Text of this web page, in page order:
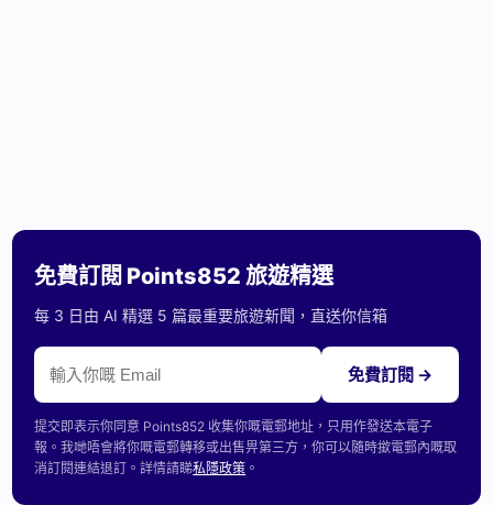
免費訂閱 Points852 旅遊精選
每 3 日由 AI 精選 5 篇最重要旅遊新聞，直送你信箱
免費訂閱 →
提交即表示你同意 Points852 收集你嘅電郵地址，只用作發送本電子
報。我哋唔會將你嘅電郵轉移或出售畀第三方，你可以隨時撳電郵內嘅取
消訂閱連結退訂。詳情請睇私隱政策 。